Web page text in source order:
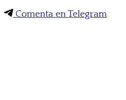
Comenta en Telegram